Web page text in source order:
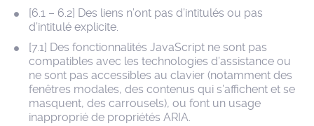
[6.1 – 6.2] Des liens n’ont pas d’intitulés ou pas
d’intitulé explicite.
[7.1] Des fonctionnalités JavaScript ne sont pas
compatibles avec les technologies d’assistance ou
ne sont pas accessibles au clavier (notamment des
fenêtres modales, des contenus qui s’affichent et se
masquent, des carrousels), ou font un usage
inapproprié de propriétés ARIA.